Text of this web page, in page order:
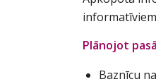
Plānojot
Baznīcu